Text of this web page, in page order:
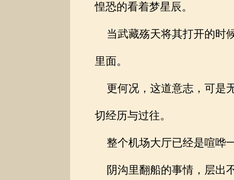
惶恐的看着梦星辰。
当武藏殇天将其打开的时
里面。
更何况，这道意志，可是
切经历与过往。
整个机场大厅已经是喧哗
阴沟里翻船的事情，层出